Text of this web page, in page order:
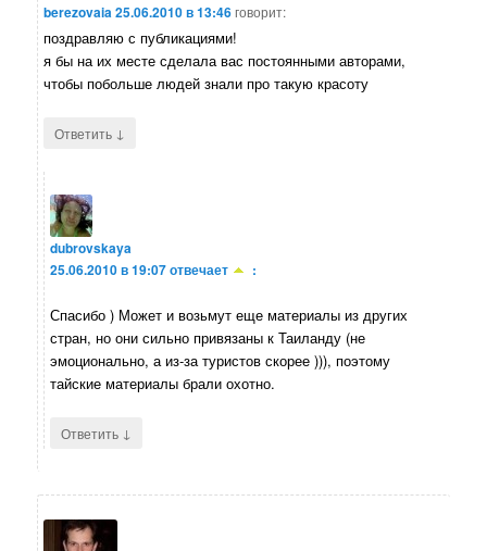
berezovaia 25.06.2010 в 13:46говорит:
поздравляю с публикациями!
я бы на их месте сделала вас постоянными авторами,
чтобы побольше людей знали про такую красоту
Ответить ↓
dubrovskaya
25.06.2010 в 19:07отвечает :
Спасибо ) Может и возьмут еще материалы из других
стран, но они сильно привязаны к Таиланду (не
эмоционально, а из-за туристов скорее ))), поэтому
тайские материалы брали охотно.
Ответить ↓